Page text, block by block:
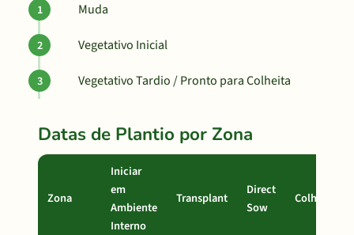
Muda
Vegetativo Inicial
Vegetativo Tardio / Pronto para Colheita
Datas de Plantio por Zona
Zona
Iniciar
em
Ambiente
Interno
Transplant
Direct
Sow
Colheita